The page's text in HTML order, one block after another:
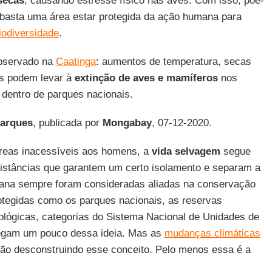
uma área estar protegida da ação humana para
.
na Caatinga: aumentos de temperatura, secas
podem levar à extinção de aves e mamíferosnos
de parques nacionais.
, publicada por Mongabay, 07-12-2020.
inacessíveis aos homens, a vida selvagem segue
que garantem um certo isolamento e separam a
sempre foram consideradas aliadas na conservação
como os parques nacionais, as reservas
categorias do Sistema Nacional de Unidades de
um pouco dessa ideia. Mas as mudanças climáticas
desconstruindo esse conceito. Pelo menos essa é a